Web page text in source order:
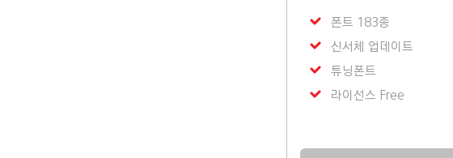
폰트 183종
신서체 업데이트
튜닝폰트
라이선스 Free